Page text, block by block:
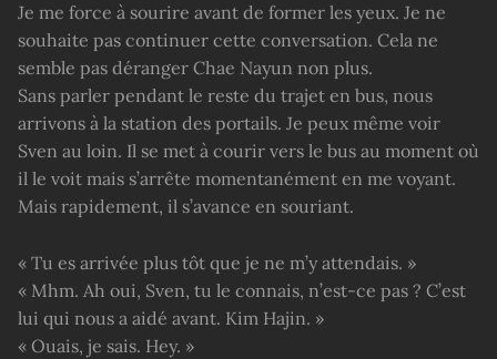
Je me force à sourire avant de former les yeux. Je ne
souhaite pas continuer cette conversation. Cela ne
semble pas déranger Chae Nayun non plus.
Sans parler pendant le reste du trajet en bus, nous
arrivons à la station des portails. Je peux même voir
Sven au loin. Il se met à courir vers le bus au moment où
il le voit mais s’arrête momentanément en me voyant.
Mais rapidement, il s’avance en souriant.
« Tu es arrivée plus tôt que je ne m’y attendais. »
« Mhm. Ah oui, Sven, tu le connais, n’est-ce pas ? C’est
lui qui nous a aidé avant. Kim Hajin. »
« Ouais, je sais. Hey. »